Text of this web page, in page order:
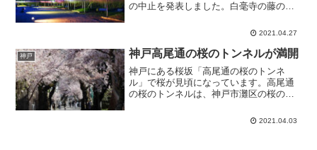
の中止を発表しました。白毫寺の藤の花
じ」と呼ばれ、藤の花が見頃を迎える5月
まつり」が行われます。...
2021.04.27
神戸 神戸高尾通の桜のトンネルが満開
神戸にある桜坂「高尾通の桜のトンネ
ル」で桜が見頃になっています。高尾通
の桜のトンネルは、神戸市灘区の桜の名
います。桜のトンネルは、南北約400mの
2021.04.03